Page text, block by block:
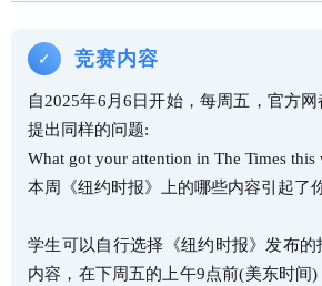
✓ 竞赛内容
自2025年6月6日开始，每周五，官方
提出同样的问题:
What got your attention in The Times this
本周《纽约时报》上的哪些内容引起了
学生可以自行选择《纽约时报》发布
内容，在下周五的上午9点前(美东时间